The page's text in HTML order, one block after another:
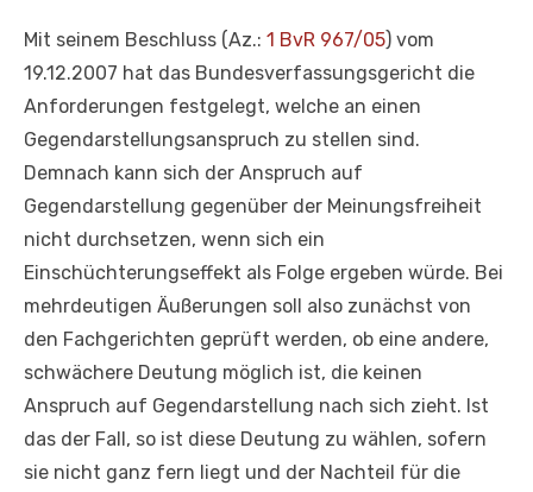
Mit seinem Beschluss (Az.: 1 BvR 967/05) vom
19.12.2007 hat das Bundesverfassungsgericht die
Anforderungen festgelegt, welche an einen
Gegendarstellungsanspruch zu stellen sind.
Demnach kann sich der Anspruch auf
Gegendarstellung gegenüber der Meinungsfreiheit
nicht durchsetzen, wenn sich ein
Einschüchterungseffekt als Folge ergeben würde. Bei
mehrdeutigen Äußerungen soll also zunächst von
den Fachgerichten geprüft werden, ob eine andere,
schwächere Deutung möglich ist, die keinen
Anspruch auf Gegendarstellung nach sich zieht. Ist
das der Fall, so ist diese Deutung zu wählen, sofern
sie nicht ganz fern liegt und der Nachteil für die